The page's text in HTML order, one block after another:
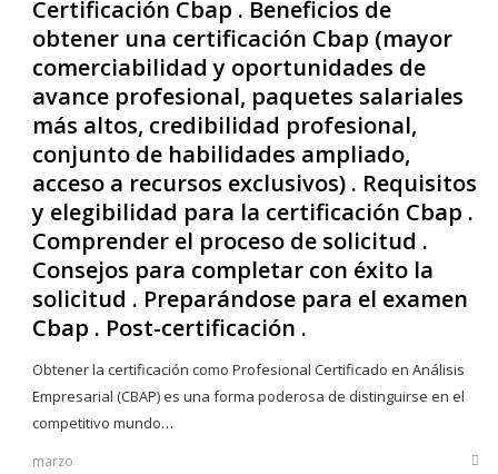
Certificación Cbap . Beneficios de
obtener una certificación Cbap (mayor
comerciabilidad y oportunidades de
avance profesional, paquetes salariales
más altos, credibilidad profesional,
conjunto de habilidades ampliado,
acceso a recursos exclusivos) . Requisitos
y elegibilidad para la certificación Cbap .
Comprender el proceso de solicitud .
Consejos para completar con éxito la
solicitud . Preparándose para el examen
Cbap . Post-certificación .
Obtener la certificación como Profesional Certificado en Análisis
Empresarial (CBAP) es una forma poderosa de distinguirse en el
competitivo mundo…
marzo